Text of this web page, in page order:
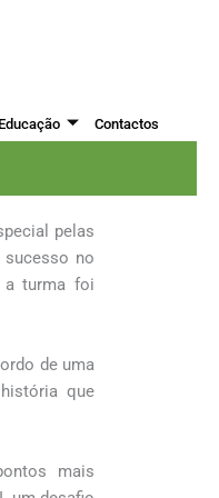
Contactos
pelas
sucesso no
a turma foi
de uma
que
mais